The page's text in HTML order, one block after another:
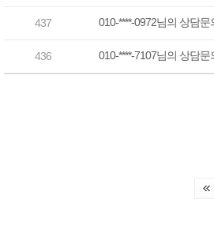
437 010-****-0972님의 상담문
436 010-****-7107님의 상담문